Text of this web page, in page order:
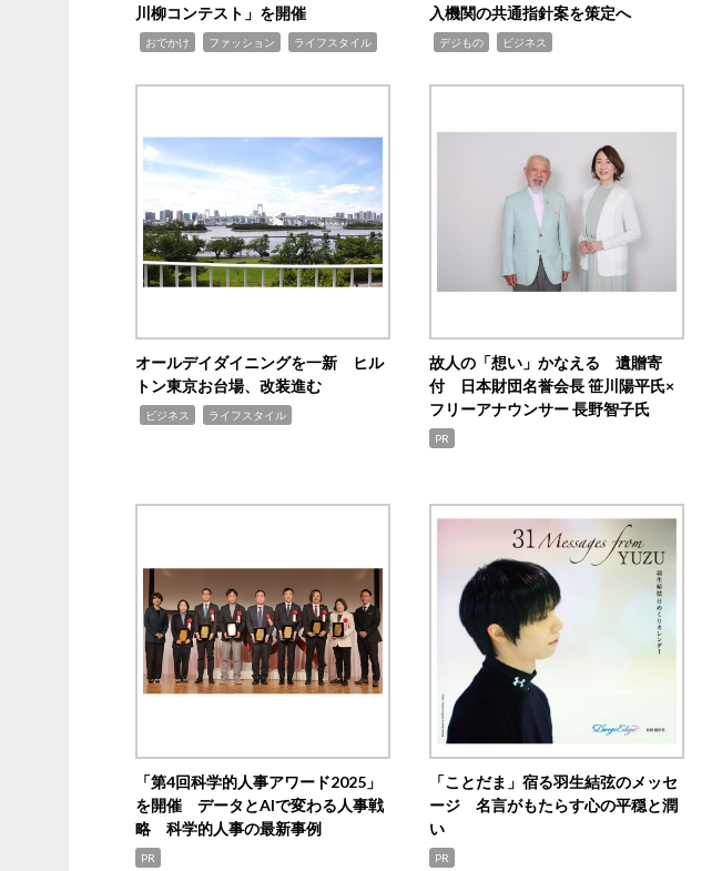
川柳コンテスト」を開催
おでかけ ファッション ライフスタイル
入機関の共通指針案を策定へ
デジもの ビジネス
オールデイダイニングを一新 ヒル
トン東京お台場、改装進む
ビジネス ライフスタイル
故人の「想い」かなえる 遺贈寄
付 日本財団名誉会長 笹川陽平氏×
フリーアナウンサー 長野智子氏
PR
「第4回科学的人事アワード2025」
を開催 データとAIで変わる人事戦
略 科学的人事の最新事例
PR
「ことだま」宿る羽生結弦のメッセ
ージ 名言がもたらす心の平穏と潤
い
PR